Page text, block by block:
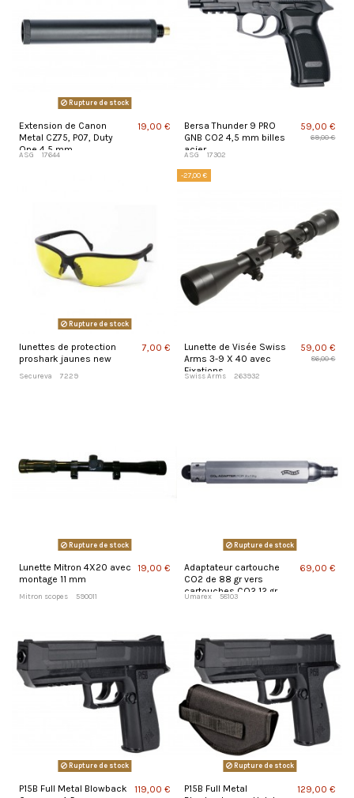
Rupture de stock
Extension de Canon
Metal CZ75, P07, Duty
One 4,5 mm
ASG 17644
19,00 €
Bersa Thunder 9 PRO
GNB CO2 4,5 mm billes
acier
ASG 17302
59,00 €
69,00 €
Rupture de stock
lunettes de protection
proshark jaunes new
Secureva 7229
7,00 €
-27,00 €
Lunette de Visée Swiss
Arms 3-9 X 40 avec
Fixations
Swiss Arms 263932
59,00 €
86,00 €
Rupture de stock
Lunette Mitron 4X20 avec
montage 11 mm
Mitron scopes 590011
19,00 €
Rupture de stock
Adaptateur cartouche
CO2 de 88 gr vers
cartouches CO2 12 gr
Umarex 58103
69,00 €
Rupture de stock
P15B Full Metal Blowback
119,00 €
Rupture de stock
P15B Full Metal
129,00 €